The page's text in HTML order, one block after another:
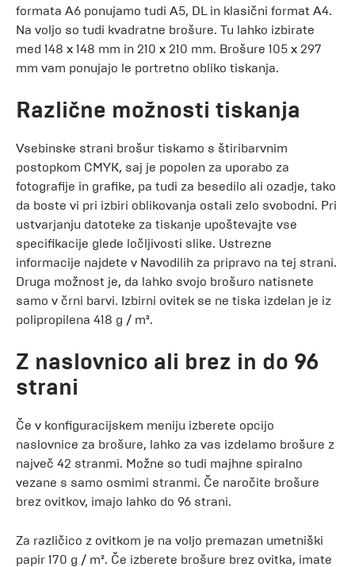
formata A6 ponujamo tudi A5, DL in klasični format A4.
Na voljo so tudi kvadratne brošure. Tu lahko izbirate
med 148 x 148 mm in 210 x 210 mm. Brošure 105 x 297
mm vam ponujajo le portretno obliko tiskanja.
Različne možnosti tiskanja
Vsebinske strani brošur tiskamo s štiribarvnim
postopkom CMYK, saj je popolen za uporabo za
fotografije in grafike, pa tudi za besedilo ali ozadje, tako
da boste vi pri izbiri oblikovanja ostali zelo svobodni. Pri
ustvarjanju datoteke za tiskanje upoštevajte vse
specifikacije glede ločljivosti slike. Ustrezne
informacije najdete v Navodilih za pripravo na tej strani.
Druga možnost je, da lahko svojo brošuro natisnete
samo v črni barvi. Izbirni ovitek se ne tiska izdelan je iz
polipropilena 418 g / m².
Z naslovnico ali brez in do 96
strani
Če v konfiguracijskem meniju izberete opcijo
naslovnice za brošure, lahko za vas izdelamo brošure z
največ 42 stranmi. Možne so tudi majhne spiralno
vezane s samo osmimi stranmi. Če naročite brošure
brez ovitkov, imajo lahko do 96 strani.
Za različico z ovitkom je na voljo premazan umetniški
papir 170 g / m². Če izberete brošure brez ovitka, imate